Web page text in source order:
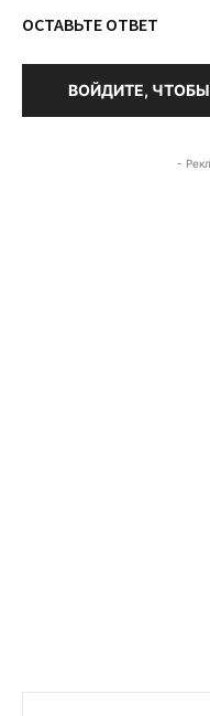
ОСТАВЬТЕ ОТВЕТ
ВОЙДИТЕ,
-